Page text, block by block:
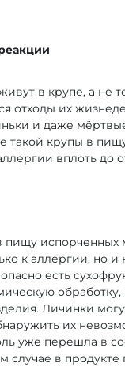
в крупе, а не
отходы их
и даже
такой крупы в
вплоть до
пищу испорченных
к аллергии, но и
есть
обработку,
Личинки
их
уже перешла в
случае в продукте